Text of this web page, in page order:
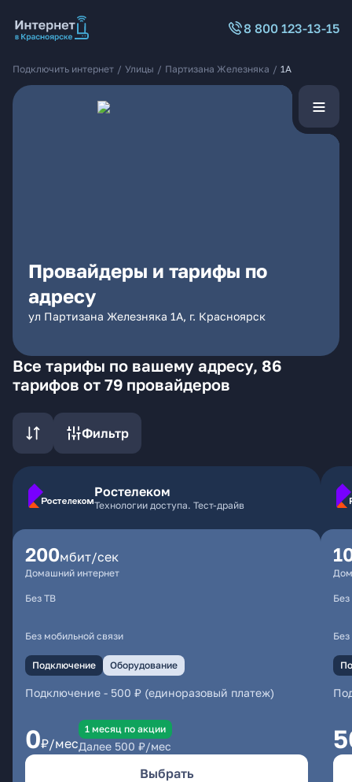
8 800 123-13-15
Подключить интернет / Улицы / Партизана Железняка / 1А
Провайдеры и тарифы по
адресу
ул Партизана Железняка 1А, г. Красноярск
Все тарифы по вашему адресу, 86
тарифов от 79 провайдеров
Фильтр
Ростелеком
Технологии доступа. Тест-драйв
200мбит/сек
Домашний интернет
Без ТВ
Без мобильной связи
Подключение Оборудование
Подключение - 500 ₽ (единоразовый платеж)
0₽/мес
1 месяц по акции
Далее 500 ₽/мес
Выбрать